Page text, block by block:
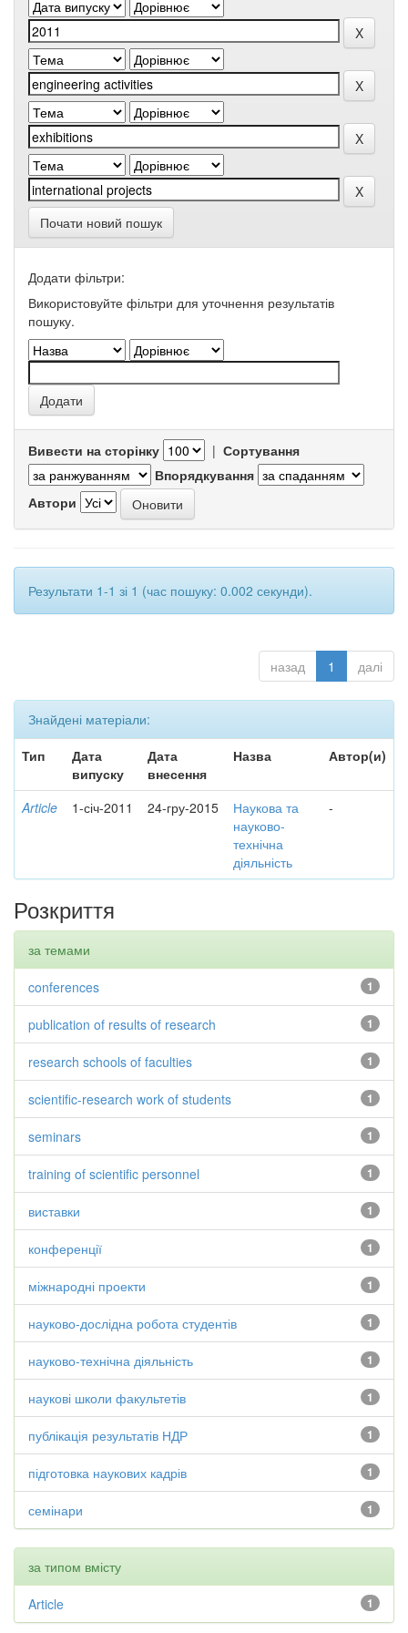
Почати новий пошук
Додати фільтри:
Використовуйте фільтри для уточнення результатів
пошуку.
Вивести на сторінку | Сортування
Впорядкування
Автори
Результати 1-1 зі 1 (час пошуку: 0.002 секунди).
назад 1 далі
Знайдені матеріали:
Тип
Дата
випуску
Дата
внесення
Назва Автор(и)
Article 1-січ-2011 24-гру-2015
Наукова та
науково-
технічна
діяльність
-
Розкриття
за темами
1
conferences
1
publication of results of research
1
research schools of faculties
1
scientific-research work of students
1
seminars
1
training of scientific personnel
1
виставки
1
конференції
1
міжнародні проекти
1
науково-дослідна робота студентів
1
науково-технічна діяльність
1
наукові школи факультетів
1
публікація результатів НДР
1
підготовка наукових кадрів
1
семінари
за типом вмісту
1
Article